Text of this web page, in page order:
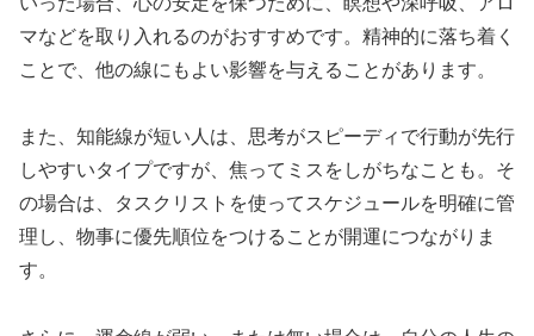
マなどを取り入れるのがおすすめです。精神的に落ち着く
ことで、他の線にもよい影響を与えることがあります。
また、知能線が短い人は、思考がスピーディで行動が先行
しやすいタイプですが、焦ってミスをしがちなことも。そ
の場合は、タスクリストを使ってスケジュールを明確に管
理し、物事に優先順位をつけることが開運につながりま
す。